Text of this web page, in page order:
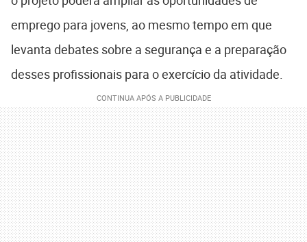
emprego para jovens, ao mesmo tempo em que
levanta debates sobre a segurança e a preparação
desses profissionais para o exercício da atividade.